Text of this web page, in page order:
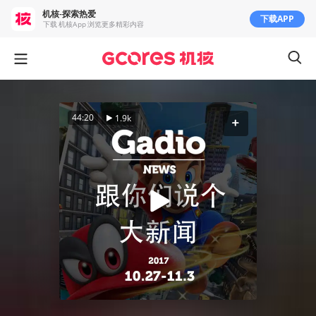
44:20 1.9k
机核-探索热爱
下载 机核App 浏览更多精彩内容 下载APP